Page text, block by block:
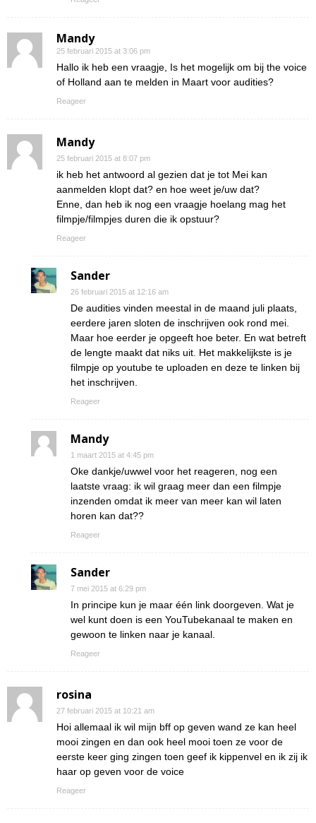
Mandy
25 februari 2015 at 3:06 pm
Hallo ik heb een vraagje, Is het mogelijk om bij the voice
of Holland aan te melden in Maart voor audities?
Reageer
Mandy
25 februari 2015 at 8:07 pm
ik heb het antwoord al gezien dat je tot Mei kan
aanmelden klopt dat? en hoe weet je/uw dat?
Enne, dan heb ik nog een vraagje hoelang mag het
filmpje/filmpjes duren die ik opstuur?
Reageer
Sander
26 februari 2015 at 12:16 am
De audities vinden meestal in de maand juli plaats,
eerdere jaren sloten de inschrijven ook rond mei.
Maar hoe eerder je opgeeft hoe beter. En wat betreft
de lengte maakt dat niks uit. Het makkelijkste is je
filmpje op youtube te uploaden en deze te linken bij
het inschrijven.
Reageer
Mandy
1 maart 2015 at 4:45 pm
Oke dankje/uwwel voor het reageren, nog een
laatste vraag: ik wil graag meer dan een filmpje
inzenden omdat ik meer van meer kan wil laten
horen kan dat??
Reageer
Sander
7 mei 2015 at 6:29 pm
In principe kun je maar één link doorgeven. Wat je
wel kunt doen is een YouTubekanaal te maken en
gewoon te linken naar je kanaal.
Reageer
rosina
27 februari 2015 at 10:21 am
Hoi allemaal ik wil mijn bff op geven wand ze kan heel
mooi zingen en dan ook heel mooi toen ze voor de
eerste keer ging zingen toen geef ik kippenvel en ik zij ik
haar op geven voor de voice
Reageer